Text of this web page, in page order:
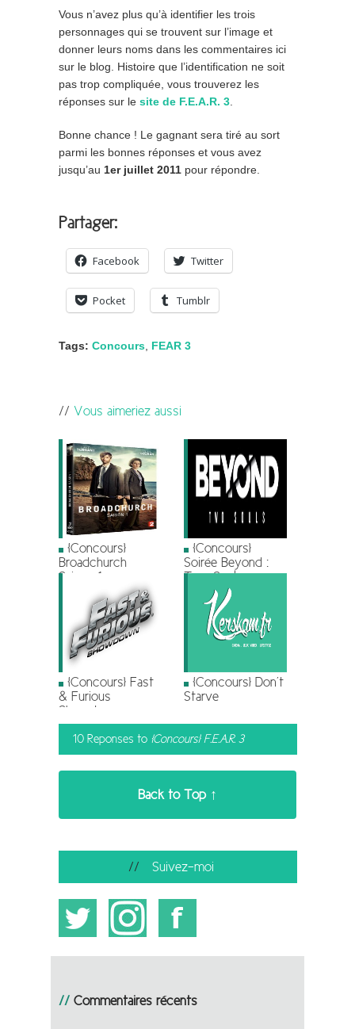
Vous n’avez plus qu’à identifier les trois
personnages qui se trouvent sur l’image et
donner leurs noms dans les commentaires ici
sur le blog. Histoire que l’identification ne soit
pas trop compliquée, vous trouverez les
réponses sur le site de F.E.A.R. 3.
Bonne chance ! Le gagnant sera tiré au sort
parmi les bonnes réponses et vous avez
jusqu’au 1er juillet 2011 pour répondre.
Partager:
Facebook Twitter
Pocket Tumblr
Tags: Concours, FEAR 3
Vous aimeriez aussi
[Concours]
Broadchurch
Saison 1
[Concours]
Soirée Beyond :
Two Souls
[Concours] Fast
& Furious
Showdown
[Concours] Don’t
Starve
10 Reponses to [Concours] F.E.A.R. 3
Back to Top ↑
Suivez-moi
Commentaires récents